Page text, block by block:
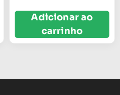
Adicionar ao
carrinho